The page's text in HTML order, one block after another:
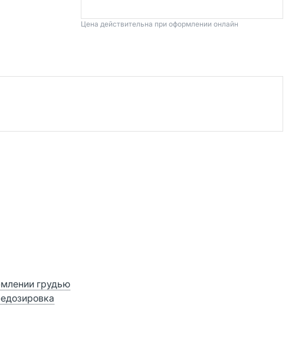
Цена действительна при оформлении онлайн
грудью